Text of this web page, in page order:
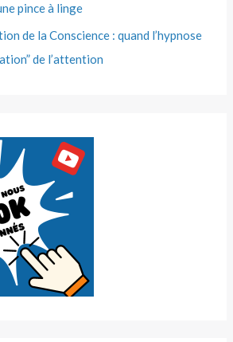
pince à linge
de la Conscience : quand l’hypnose
de l’attention